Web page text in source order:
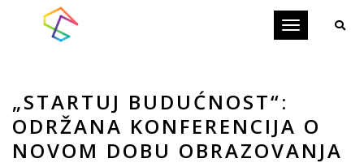
Toggle
„STARTUJ BUDUĆNOST“:
ODRŽANA KONFERENCIJA O
NOVOM DOBU OBRAZOVANJA